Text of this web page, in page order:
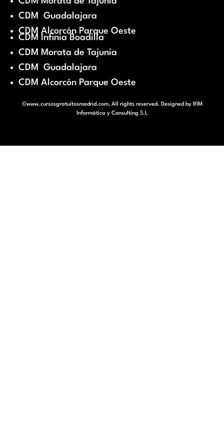
CDM Guadalajara
CDM Alcorcón Parque Oeste
CDM Infinia Boadilla
CDM Morata de Tajunia
CDM Guadalajara
CDM Alcorcón Parque Oeste
©www.cursosgratuitosmadrid.com, All rights reserved. Designed by RIM
Informática y Consulting S.L